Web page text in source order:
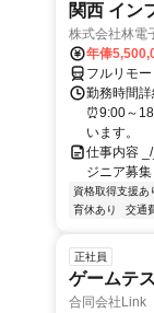
関西 イン
株式会社林電
年俸
フルリモー
勤務時間
⏰9:00～
います。
仕事内容
ジニア募
資格取得支援あ
育休あり
交通
正社員
ゲームテ
合同会社Link